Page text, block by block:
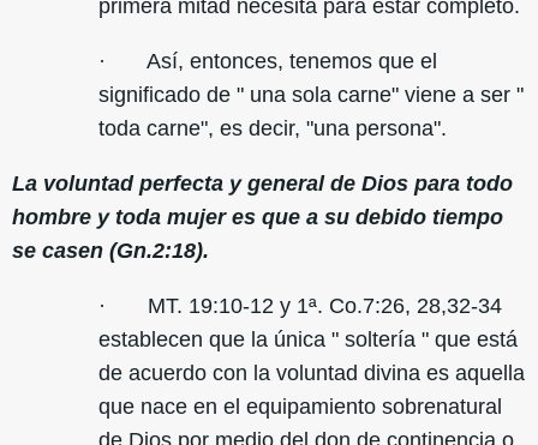
primera mitad necesita para estar completo.
· Así, entonces, tenemos que el
significado de " una sola carne" viene a ser "
toda carne", es decir, "una persona".
La voluntad perfecta y general de Dios para todo
hombre y toda mujer es que a su debido tiempo
se casen (Gn.2:18).
· MT. 19:10-12 y 1ª. Co.7:26, 28,32-34
establecen que la única " soltería " que está
de acuerdo con la voluntad divina es aquella
que nace en el equipamiento sobrenatural